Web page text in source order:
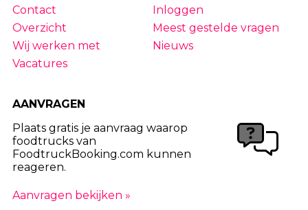
Contact
Inloggen
Overzicht
Meest gestelde vragen
Wij werken met
Nieuws
Vacatures
AANVRAGEN
Plaats gratis je aanvraag waarop
foodtrucks van
FoodtruckBooking.com kunnen
reageren.
Aanvragen bekijken »